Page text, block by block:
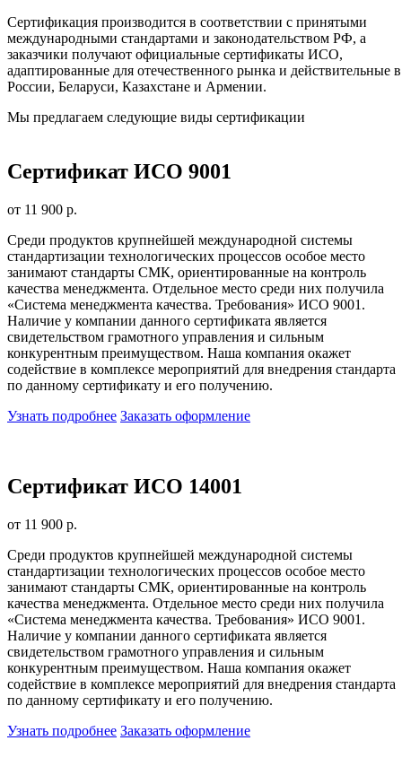
Сертификация производится в соответствии с принятыми
международными стандартами и законодательством РФ, а
заказчики получают официальные сертификаты ИСО,
адаптированные для отечественного рынка и действительные в
России, Беларуси, Казахстане и Армении.
Мы предлагаем следующие виды сертификации
Сертификат ИСО 9001
от 11 900 р.
Среди продуктов крупнейшей международной системы
стандартизации технологических процессов особое место
занимают стандарты СМК, ориентированные на контроль
качества менеджмента. Отдельное место среди них получила
«Система менеджмента качества. Требования» ИСО 9001.
Наличие у компании данного сертификата является
свидетельством грамотного управления и сильным
конкурентным преимуществом. Наша компания окажет
содействие в комплексе мероприятий для внедрения стандарта
по данному сертификату и его получению.
Узнать подробнее Заказать оформление
Сертификат ИСО 14001
от 11 900 р.
Среди продуктов крупнейшей международной системы
стандартизации технологических процессов особое место
занимают стандарты СМК, ориентированные на контроль
качества менеджмента. Отдельное место среди них получила
«Система менеджмента качества. Требования» ИСО 9001.
Наличие у компании данного сертификата является
свидетельством грамотного управления и сильным
конкурентным преимуществом. Наша компания окажет
содействие в комплексе мероприятий для внедрения стандарта
по данному сертификату и его получению.
Узнать подробнее Заказать оформление